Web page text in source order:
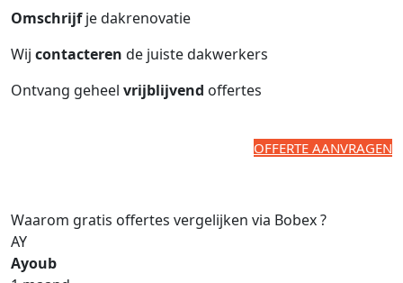
Omschrijfje dakrenovatie
Wij contacteren de juiste dakwerkers
Ontvang geheel vrijblijvend offertes
OFFERTE AANVRAGEN
Waarom gratis offertes vergelijken via Bobex ?
AY
Ayoub